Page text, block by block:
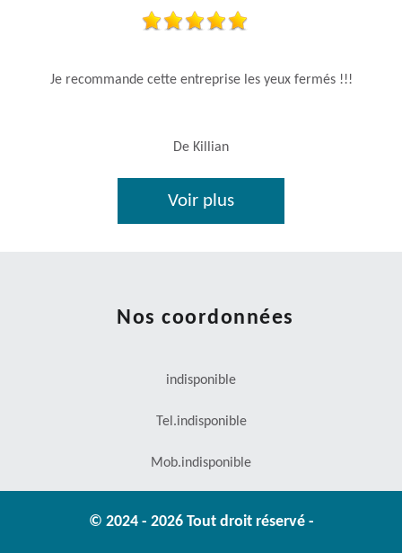
Je recommande cette entreprise les yeux fermés !!!
De Killian
Voir plus
Nos coordonnées
indisponible
Tel.indisponible
Mob.indisponible
© 2024 - 2026 Tout droit réservé -